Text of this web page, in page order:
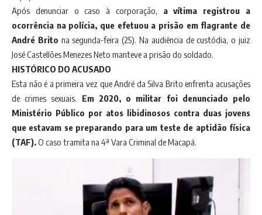
Após denunciar o caso à corporação, a vítima registrou a
ocorrência na polícia, que efetuou a prisão em flagrante de
André Brito na segunda-feira (25). Na audiência de custódia, o juiz
José Castellões Menezes Neto manteve a prisão do soldado.
HISTÓRICO DO ACUSADO
Esta não é a primeira vez que André da Silva Brito enfrenta acusações
de crimes sexuais. Em 2020, o militar foi denunciado pelo
Ministério Público por atos libidinosos contra duas jovens
que estavam se preparando para um teste de aptidão física
(TAF).O caso tramita na 4ª Vara Criminal de Macapá.